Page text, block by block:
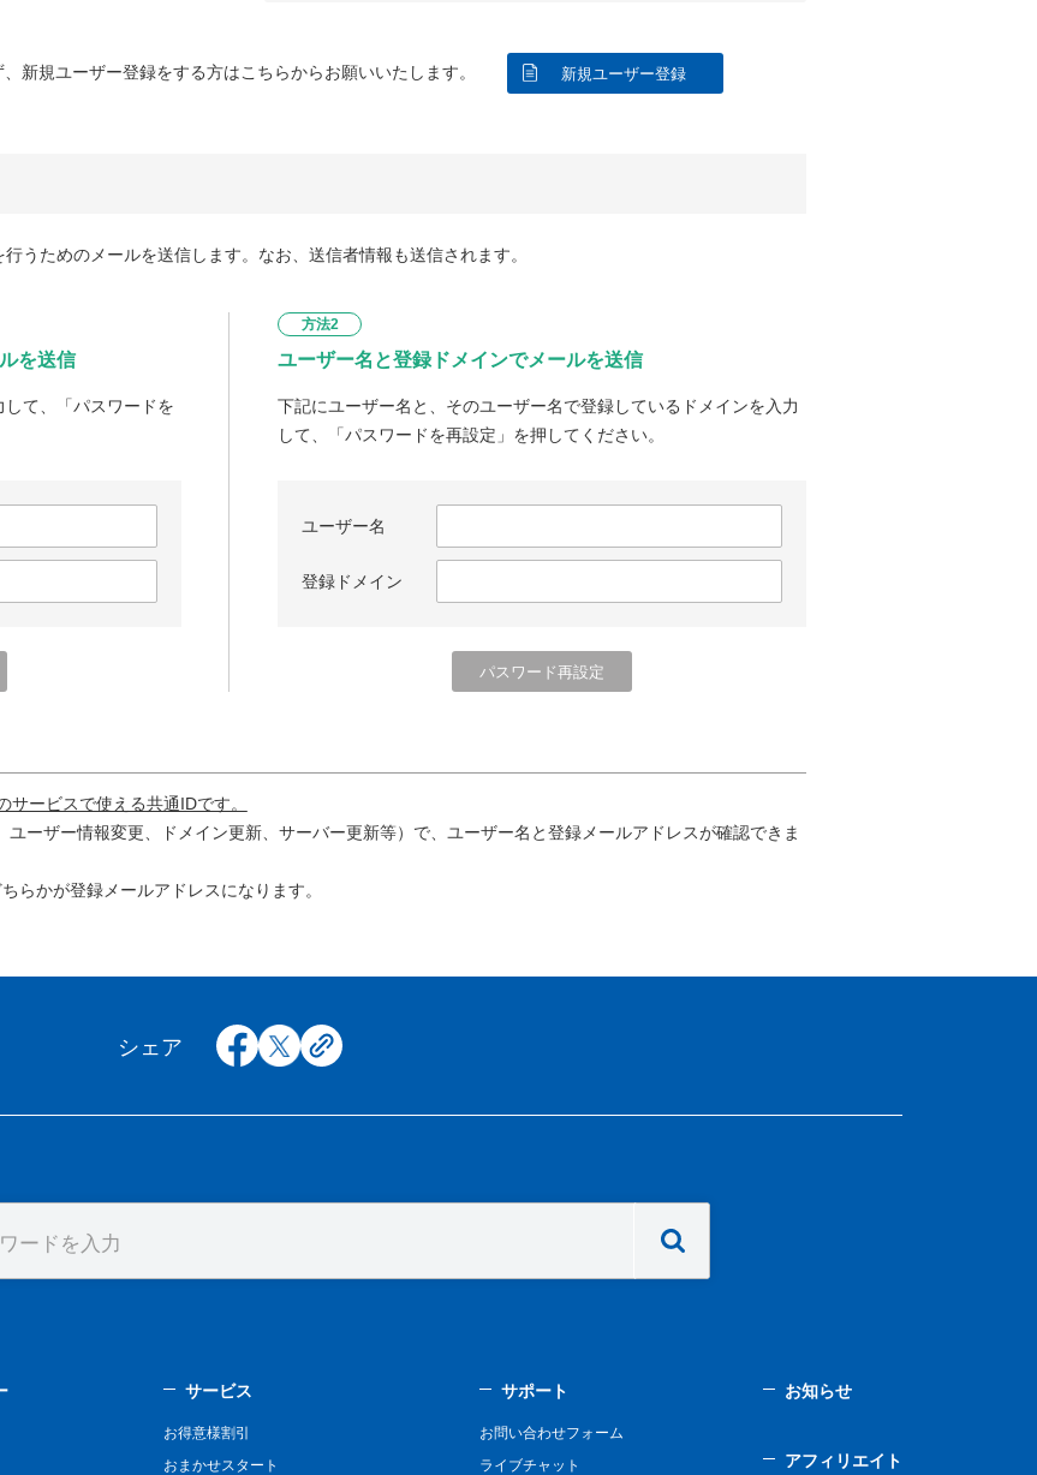
新規ユーザー登録をする方はこちらからお願いいたします。 新規ユーザー登録
うためのメールを送信します。なお、送信者情報も送信されます。
を送信
て、「パスワードを
方法2
ユーザー名と登録ドメインでメールを送信
下記にユーザー名と、そのユーザー名で登録しているドメインを入力
して、「パスワードを再設定」を押してください。
ユーザー名
登録ドメイン
ービスで使える共通IDです。
ーザー情報変更、ドメイン更新、サーバー更新等）で、ユーザー名と登録メールアドレスが確認できま
らかが登録メールアドレスになります。
シェア facebook
x copy
サービス
お得意様割引
おまかせスタート
サポート
お問い合わせフォーム
ライブチャット
お知らせ
アフィリエイト